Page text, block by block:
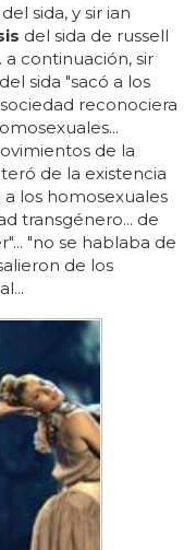
del sida, y sir ian
del sida de russell
continuación, sir
del sida "sacó a los
reconociera
de la
de la existencia
a los homosexuales
transgénero... de
"no se hablaba de
de los